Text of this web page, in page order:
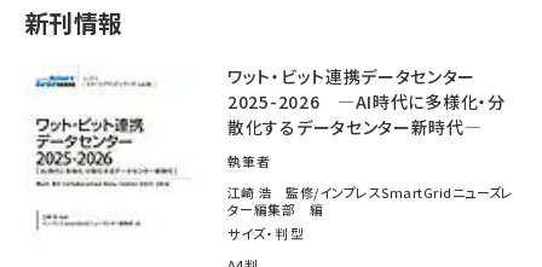
新刊情報
ワット・ビット連携データセンター
2025-2026 ―AI時代に多様化・分
散化するデータセンター新時代―
執筆者
江崎 浩 監修/インプレスSmartGridニューズレ
ター編集部 編
サイズ・判型